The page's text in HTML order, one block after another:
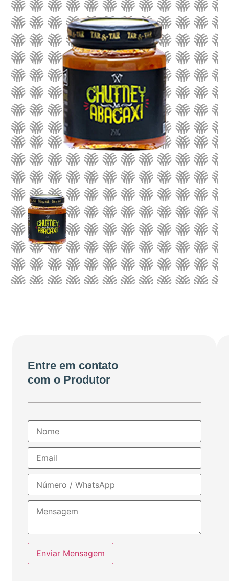
Entre em contato
com o Produtor
Enviar Mensagem